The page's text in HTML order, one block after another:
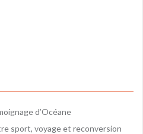
d’Océane
sport, voyage et reconversion